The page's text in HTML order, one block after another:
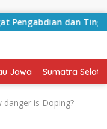
dan Tingkatkan
Jawa Sumatra
danger is Doping?